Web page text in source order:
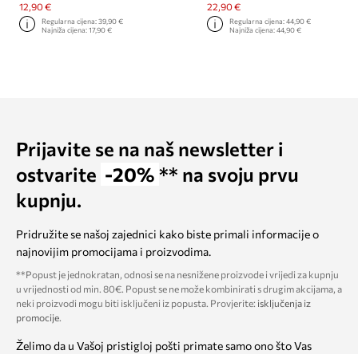
12,90 €
Regularna cijena:39,90 €
Najniža cijena:17,90 €
22,90 €
Regularna cijena: 44,90 €
Najniža cijena: 44,90 €
Prijavite se na naš newsletter i
ostvarite -20% ** na svoju prvu
kupnju.
Pridružite se našoj zajednici kako biste primali informacije o
najnovijim promocijama i proizvodima.
**Popust je jednokratan, odnosi se na nesnižene proizvode i vrijedi za kupnju
u vrijednosti od min. 80€. Popust se ne može kombinirati s drugim akcijama, a
neki proizvodi mogu biti isključeni iz popusta. Provjerite: isključenja iz
promocije.
Želimo da u Vašoj pristigloj pošti primate samo ono što Vas